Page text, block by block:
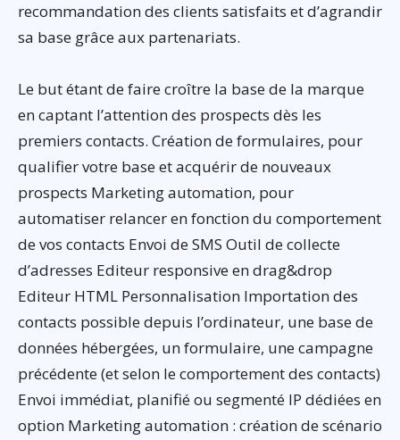
recommandation des clients satisfaits et d’agrandir
sa base grâce aux partenariats.
Le but étant de faire croître la base de la marque
en captant l’attention des prospects dès les
premiers contacts. Création de formulaires, pour
qualifier votre base et acquérir de nouveaux
prospects Marketing automation, pour
automatiser relancer en fonction du comportement
de vos contacts Envoi de SMS Outil de collecte
d’adresses Editeur responsive en drag&drop
Editeur HTML Personnalisation Importation des
contacts possible depuis l’ordinateur, une base de
données hébergées, un formulaire, une campagne
précédente (et selon le comportement des contacts)
Envoi immédiat, planifié ou segmenté IP dédiées en
option Marketing automation : création de scénario